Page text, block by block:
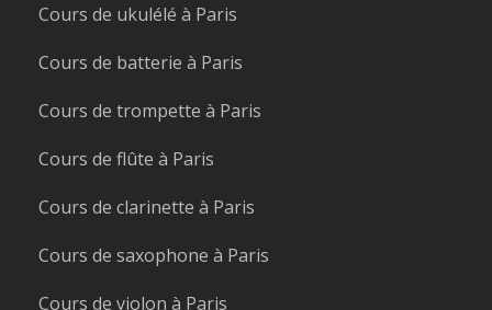
Cours de ukulélé à Paris
Cours de batterie à Paris
Cours de trompette à Paris
Cours de flûte à Paris
Cours de clarinette à Paris
Cours de saxophone à Paris
Cours de violon à Paris